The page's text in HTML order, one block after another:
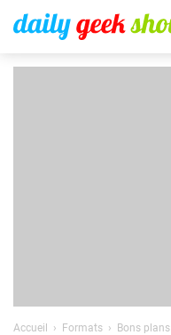
Accueil Formats
Bons plans